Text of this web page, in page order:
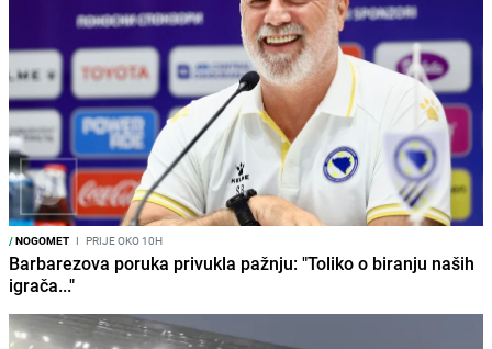
/NOGOMET I PRIJE OKO 10H
Barbarezova poruka privukla pažnju: "Toliko o biranju naših
igrača..."